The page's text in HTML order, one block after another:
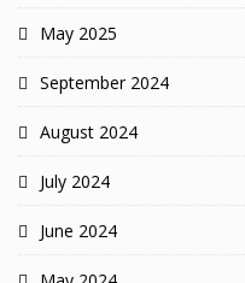
May 2025
September 2024
August 2024
July 2024
June 2024